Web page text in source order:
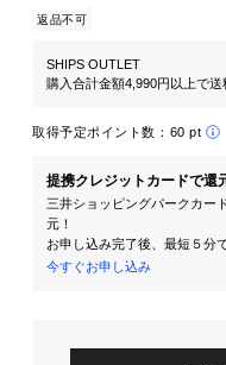
返品不可
SHIPS OUTLET
購入合計金額4,990円以上で送
取得予定ポイント数： 60 pt
提携クレジットカードで還
三井ショッピングパークカー
元！
お申し込み完了後、最短５分
今すぐお申し込み